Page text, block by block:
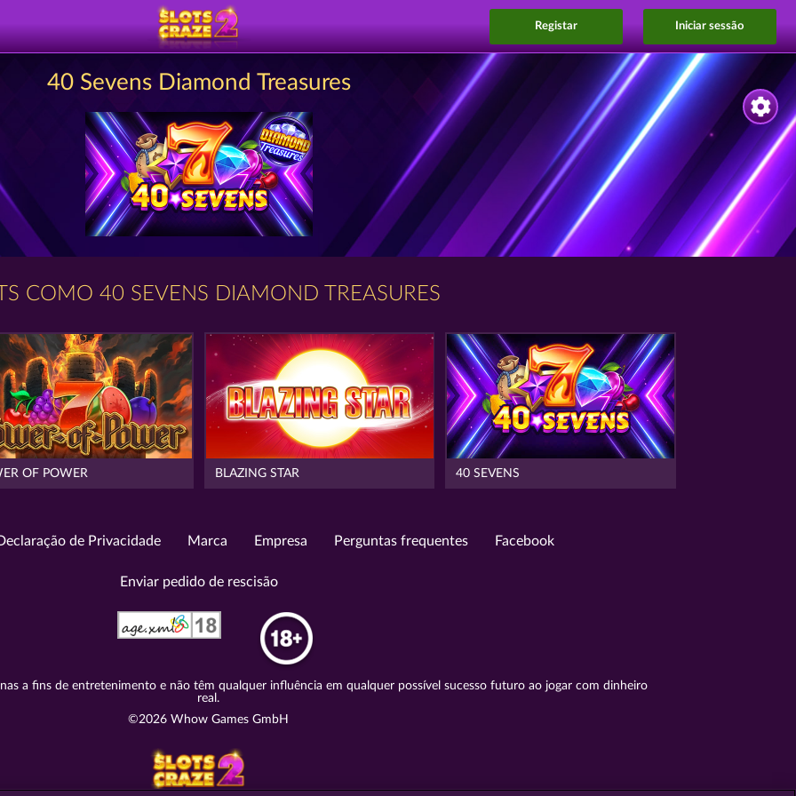
Registar Iniciar sessão
40 Sevens Diamond Treasures
COMO 40 SEVENS DIAMOND TREASURES
OF POWER BLAZING STAR 40 SEVENS
de Privacidade Marca Empresa Perguntas frequentes Facebook
Enviar pedido de rescisão
a fins de entretenimento e não têm qualquer influência em qualquer possível sucesso futuro ao jogar com dinheiro
real.
©2026 Whow Games GmbH